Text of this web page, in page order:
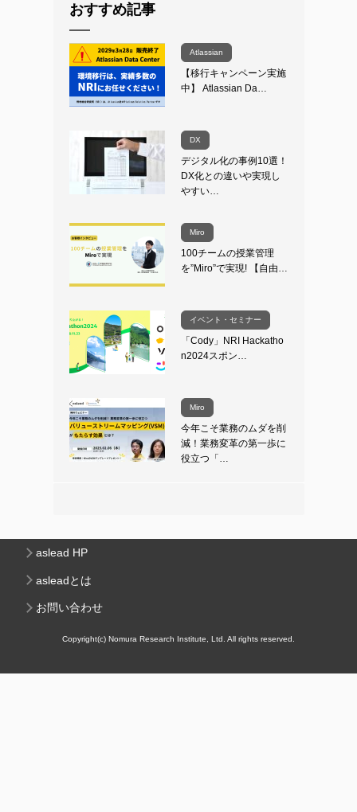
おすすめ記事
Atlassian
【移行キャンペーン実施
中】 Atlassian Da…
DX
デジタル化の事例10選！
DX化との違いや実現し
やすい…
Miro
100チームの授業管理
を”Miro”で実現! 【自由…
イベント・セミナー
「Cody」NRI Hackatho
n2024スポン…
Miro
今年こそ業務のムダを削
減！業務変革の第一歩に
役立つ「…
aslead HP
asleadとは
お問い合わせ
Copyright(c) Nomura Research Institute, Ltd. All rights reserved.